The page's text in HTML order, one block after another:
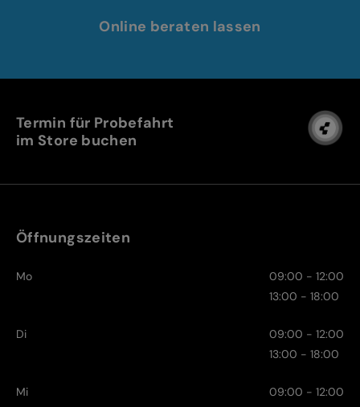
Online beraten lassen
Termin für Probefahrt
im Store buchen
Öffnungszeiten
Mo
09:00 - 12:00
13:00 - 18:00
Di
09:00 - 12:00
13:00 - 18:00
Mi
09:00 - 12:00